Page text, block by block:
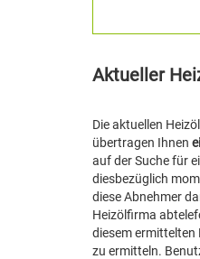
Aktueller
Die aktuellen
übertragen Ihnen
auf der Suche für
diesbezüglich
diese Abnehmer
Heizölfirma
diesem ermittelten
zu ermitteln.